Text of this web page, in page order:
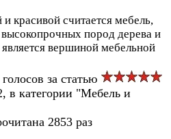
красивой считается мебель,
пород дерева и
вершиной мебельной
за статью
в категории "Мебель и
2853 раз